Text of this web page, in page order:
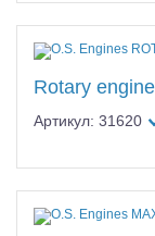
Rotary
Артикул: 31620